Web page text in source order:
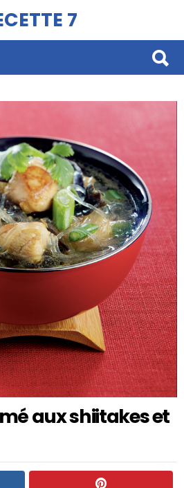
7
aux shiitakes et